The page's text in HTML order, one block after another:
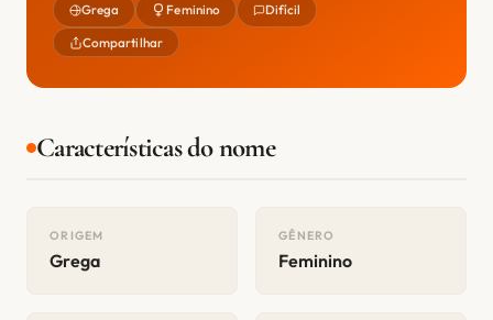
Grega Feminino Difícil
Compartilhar
Características do nome
ORIGEM
Grega
GÊNERO
Feminino